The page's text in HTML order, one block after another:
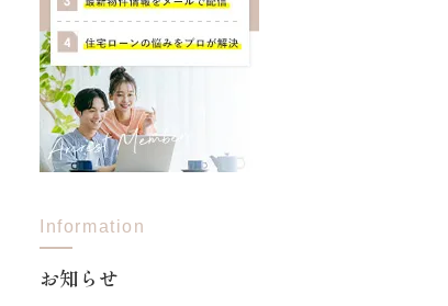
Information
お知らせ